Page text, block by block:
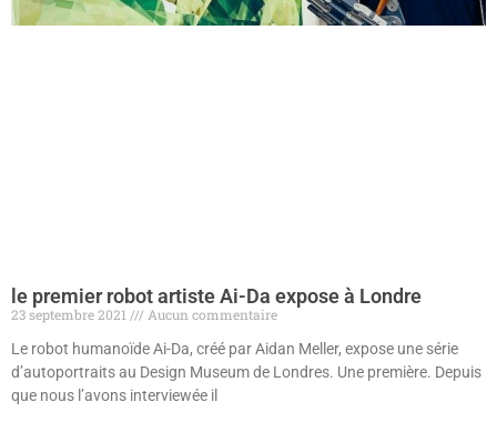
le premier robot artiste Ai-Da expose à Londre
23 septembre 2021
Aucun commentaire
Le robot humanoïde Ai-Da, créé par Aidan Meller, expose une série
d’autoportraits au Design Museum de Londres. Une première. Depuis
que nous l’avons interviewée il